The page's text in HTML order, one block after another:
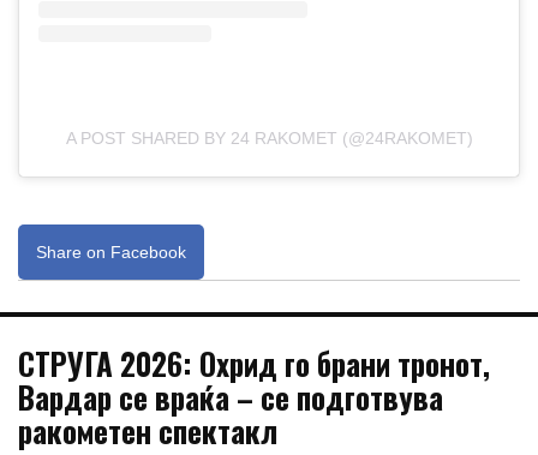
A POST SHARED BY 24 RAKOMET (@24RAKOMET)
Share on Facebook
СТРУГА 2026: Охрид го брани тронот,
Вардар се враќа – се подготвува
ракометен спектакл